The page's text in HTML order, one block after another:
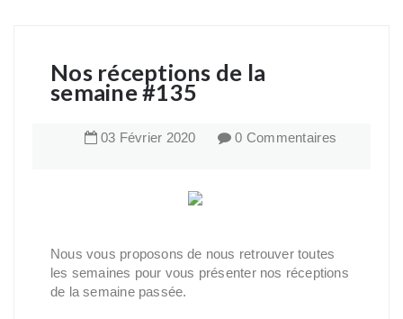
Nos réceptions de la
semaine #135
03 Février 2020 0 Commentaires
Nous vous proposons de nous retrouver toutes
les semaines pour vous présenter nos réceptions
de la semaine passée.